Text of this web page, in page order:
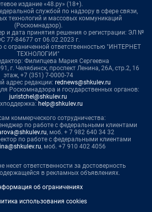
издание «48.ру» (18+).
службой по надзору в сфере связи,
технологий и массовых коммуникаций
(Роскомнадзор).
и дата принятия решения о регистрации: ЭЛ №
77-84677 от 06.02.2023 г.
с ограниченной ответственностью "ИНТЕРНЕТ
ТЕХНОЛОГИИ"
Филипцева Мария Сергеевна
г. Челябинск, проспект Ленина, 26А, стр.2, 16
этаж, +7 (351) 7-0000-74
адрес редакции: rednews@shkulev.ru
Роскомнадзора и государственных органов:
juristchel@shkulev.ru
help@shkulev.ru
коммерческого сотрудничества:
по работе с федеральными клиентами
, моб. + 7 982 640 34 32
по работе с федеральными клиентами
, моб. +7 910 402 4056
несет ответственности за достоверность
в рекламных объявлениях.
об ограничениях
использования cookies